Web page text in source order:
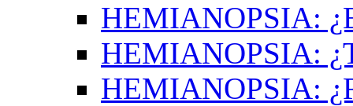
HEMIANOPSIA:
HEMIANOPSIA:
HEMIANOPSIA: